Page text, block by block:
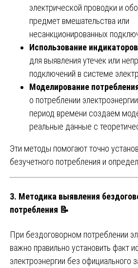
электрической проводки и
предмет вмешательства или
несанкционированных
Использование
для выявления утечек или
подключений в системе
Моделирование
о потреблении
период времени создаем
реальные данные с
Эти методы помогают точно
безучетного потребления и
3. Методика выявления
потребления 📝
При бездоговорном потреблении
важно правильно установить факт
электроэнергии без официального